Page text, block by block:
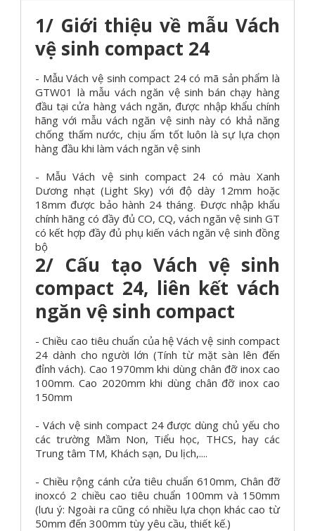
1/ Giới thiệu về mẫu Vách
vệ sinh compact 24
- Mẫu Vách vệ sinh compact 24 có mã sản phẩm là
GTW01 là mẫu vách ngăn vệ sinh bán chạy hàng
đầu tại cửa hàng vách ngăn, được nhập khẩu chính
hãng với mẫu vách ngăn vệ sinh này có khả năng
chống thấm nước, chịu ẩm tốt luôn là sự lựa chọn
hàng đầu khi làm vách ngăn vệ sinh
- Mẫu Vách vệ sinh compact 24 có màu Xanh
Dương nhạt (Light Sky) với độ dày 12mm hoặc
18mm được bảo hành 24 tháng. Được nhập khẩu
chính hãng có đầy đủ CO, CQ, vách ngăn vệ sinh GT
có kết hợp đầy đủ phụ kiến vách ngăn vệ sinh đồng
bộ
2/ Cấu tạo Vách vệ sinh
compact 24, liên kết vách
ngăn vệ sinh compact
- Chiều cao tiêu chuẩn của hệ Vách vệ sinh compact
24 dành cho người lớn (Tính từ mặt sàn lên đến
đỉnh vách). Cao 1970mm khi dùng chân đỡ inox cao
100mm. Cao 2020mm khi dùng chân đỡ inox cao
150mm
- Vách vệ sinh compact 24 được dùng chủ yếu cho
các trường Mầm Non, Tiểu học, THCS, hay các
Trung tâm TM, Khách sạn, Du lịch,....
- Chiều rộng cánh cửa tiêu chuẩn 610mm, Chân đỡ
inoxcó 2 chiều cao tiêu chuẩn 100mm và 150mm
(lưu ý: Ngoài ra cũng có nhiều lựa chọn khác cao từ
50mm đến 300mm tùy yêu cầu, thiết kế.)